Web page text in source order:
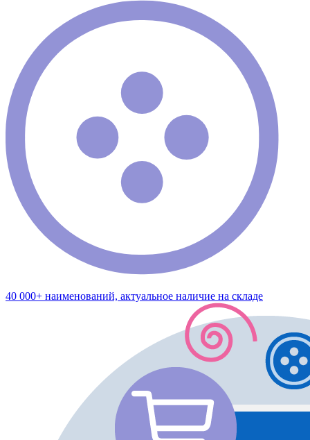
40 000+ наименований, актуальное наличие на складе